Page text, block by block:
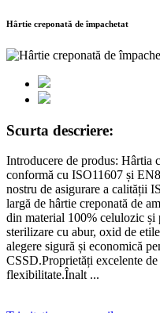
Hârtie creponată de împachetat
Scurta descriere:
Introducere de produs: Hârtia
conformă cu ISO11607 și
nostru de asigurare a calității
largă de hârtie creponată de
din material 100% celulozic și
sterilizare cu abur, oxid de
alegere sigură și economică
CSSD.Proprietăți excelente
flexibilitate.Înalt ...